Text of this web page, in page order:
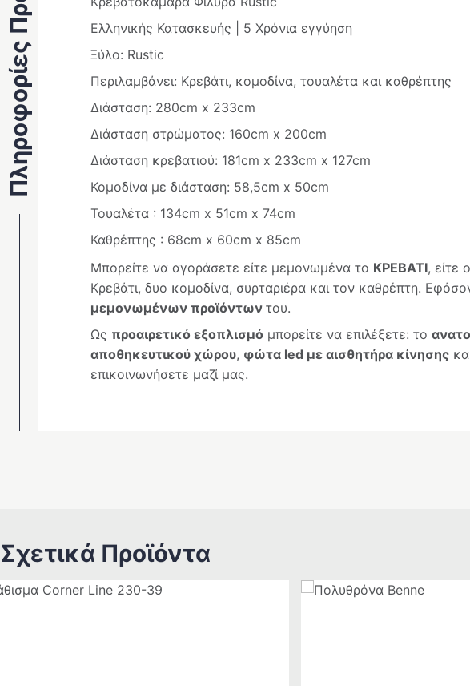
Ελληνικής Κατασκευής | 5 Χρόνια εγγύηση
Ξύλο: Rustic
Περιλαμβάνει: Κρεβάτι, κομοδίνα, τουαλέτα και καθρέπτης
Διάσταση: 280cm x 233cm
Διάσταση στρώματος: 160cm x 200cm
Διάσταση κρεβατιού: 181cm x 233cm x 127cm
Κομοδίνα με διάσταση: 58,5cm x 50cm
Τουαλέτα : 134cm x 51cm x 74cm
Καθρέπτης : 68cm x 60cm x 85cm
Μπορείτε να αγοράσετε είτε μεμονωμένα το ΚΡΕΒΑΤΙ, είτε
Κρεβάτι, δυο κομοδίνα, συρταριέρα και τον καθρέπτη.
μεμονωμένων προϊόντων του.
Ως προαιρετικό εξοπλισμό μπορείτε να επιλέξετε: το
αποθηκευτικού χώρου, φώτα led με αισθητήρα κίνησης
επικοινωνήσετε μαζί μας.
Σχετικά Προϊόντα